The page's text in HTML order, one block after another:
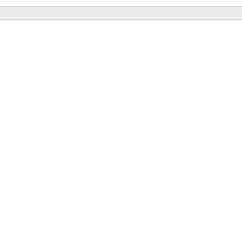
Spagna-Argentina